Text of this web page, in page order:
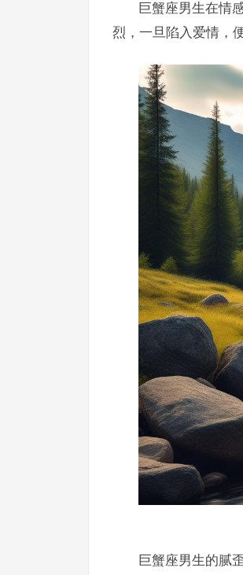
巨蟹座男生在情
烈，一旦陷入爱情，
巨蟹座男生的腻